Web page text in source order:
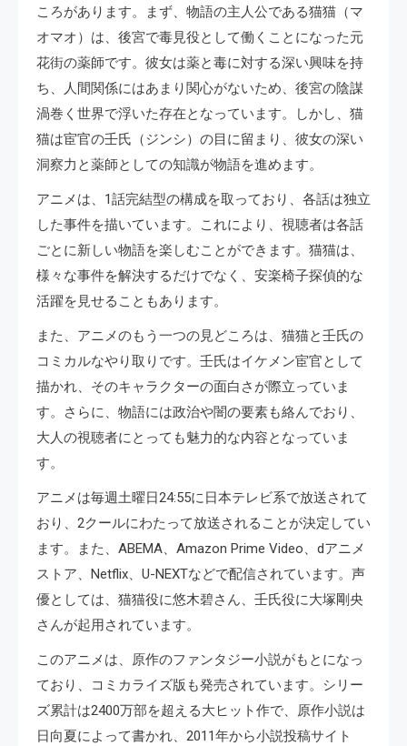
ころがあります。まず、物語の主人公である猫猫（マ
オマオ）は、後宮で毒見役として働くことになった元
花街の薬師です。彼女は薬と毒に対する深い興味を持
ち、人間関係にはあまり関心がないため、後宮の陰謀
渦巻く世界で浮いた存在となっています。しかし、猫
猫は宦官の壬氏（ジンシ）の目に留まり、彼女の深い
洞察力と薬師としての知識が物語を進めます。
アニメは、1話完結型の構成を取っており、各話は独立
した事件を描いています。これにより、視聴者は各話
ごとに新しい物語を楽しむことができます。猫猫は、
様々な事件を解決するだけでなく、安楽椅子探偵的な
活躍を見せることもあります。
また、アニメのもう一つの見どころは、猫猫と壬氏の
コミカルなやり取りです。壬氏はイケメン宦官として
描かれ、そのキャラクターの面白さが際立っていま
す。さらに、物語には政治や闇の要素も絡んでおり、
大人の視聴者にとっても魅力的な内容となっていま
す。
アニメは毎週土曜日24:55に日本テレビ系で放送されて
おり、2クールにわたって放送されることが決定してい
ます。また、ABEMA、Amazon Prime Video、dアニメ
ストア、Netflix、U-NEXTなどで配信されています。声
優としては、猫猫役に悠木碧さん、壬氏役に大塚剛央
さんが起用されています。
このアニメは、原作のファンタジー小説がもとになっ
ており、コミカライズ版も発売されています。シリー
ズ累計は2400万部を超える大ヒット作で、原作小説は
日向夏によって書かれ、2011年から小説投稿サイト